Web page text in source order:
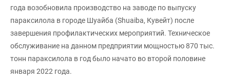
года возобновила производство на заводе по выпуску
параксилола в городе Шуайба (Shuaiba, Кувейт) после
завершения профилактических мероприятий. Техническое
обслуживание на данном предприятии мощностью 870 тыс.
тонн параксилола в год было начато во второй половине
января 2022 года.